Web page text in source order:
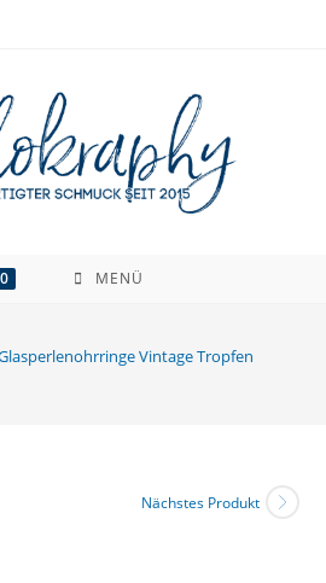
0 MENÜ
Vintage Tropfen
Nächstes Produkt